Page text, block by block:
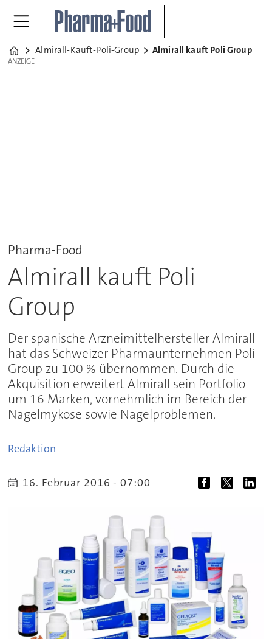
Home
Almirall-Kauft-Poli-Group Almirall kauft Poli Group
ANZEIGE
ANZEIGE
Pharma-Food
Almirall kauft Poli
Group
Der spanische Arzneimittelhersteller Almirall
hat das Schweizer Pharmaunternehmen Poli
Group zu 100 % übernommen. Durch die
Akquisition erweitert Almirall sein Portfolio
um 16 Marken, vornehmlich im Bereich der
Nagelmykose sowie Nagelproblemen.
Redaktion
16. Februar 2016 - 07:00